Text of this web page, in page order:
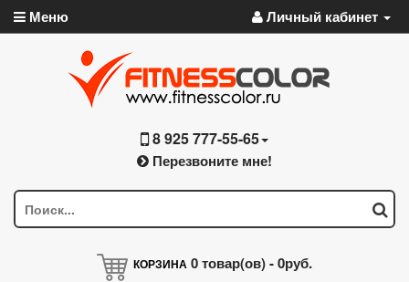
Меню Личный кабинет
8 925 777-55-65
Перезвоните мне!
КОРЗИНА 0товар(ов) -0руб.